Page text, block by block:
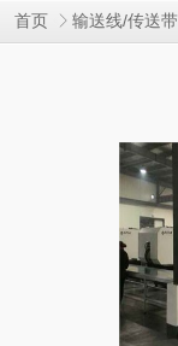
首页 输送线/传送带